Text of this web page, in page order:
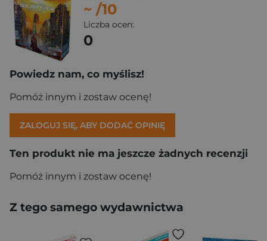
~ /10
Liczba ocen:
0
Powiedz nam, co myślisz!
Pomóż innym i zostaw ocenę!
ZALOGUJ SIĘ, ABY DODAĆ OPINIĘ
Ten produkt nie ma jeszcze żadnych recenzji
Pomóż innym i zostaw ocenę!
Z tego samego wydawnictwa